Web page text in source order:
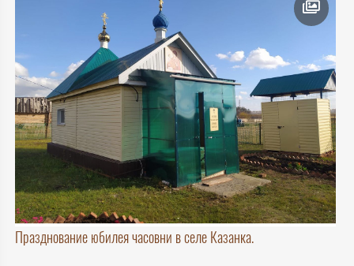
Празднование юбилея часовни в селе Казанка.